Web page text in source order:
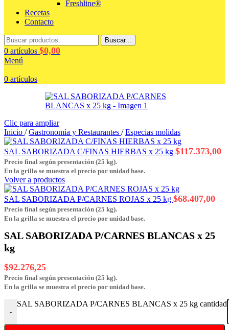
Freshline®
Recetas
Contacto
Buscar...
0 artículos $0,00
Menú
0 artículos
Clic para ampliar
Inicio / Gastronomía y Restaurantes / Especias molidas
SAL SABORIZADA C/FINAS HIERBAS x 25 kg $117.373,00
Precio final según presentación (25 kg).
En la grilla se muestra el precio por unidad base.
Volver a productos
SAL SABORIZADA P/CARNES ROJAS x 25 kg $68.407,00
Precio final según presentación (25 kg).
En la grilla se muestra el precio por unidad base.
SAL SABORIZADA P/CARNES BLANCAS x 25
kg
$92.276,25
Precio final según presentación (25 kg).
En la grilla se muestra el precio por unidad base.
-
SAL SABORIZADA P/CARNES BLANCAS x 25 kg cantidad